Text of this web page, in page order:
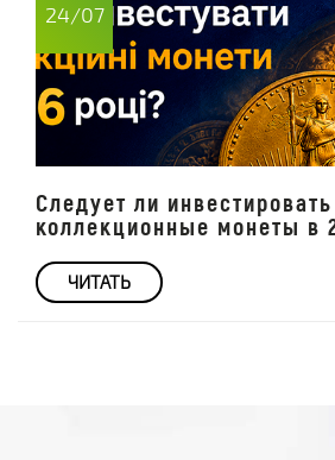
24/07
Следует ли
коллекционные монеты в
ЧИТАТЬ